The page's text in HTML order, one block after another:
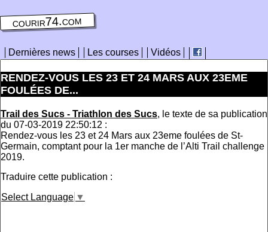
courir74.com
Dernières news Les courses Vidéos
RENDEZ-VOUS LES 23 ET 24 MARS AUX 23EME
FOULÉES DE...
Trail des Sucs - Triathlon des Sucs, le texte de sa publication
du 07-03-2019 22:50:12 :
Rendez-vous les 23 et 24 Mars aux 23eme foulées de St-
Germain, comptant pour la 1er manche de l’Alti Trail challenge
2019.
Traduire cette publication :
Select Language ▼